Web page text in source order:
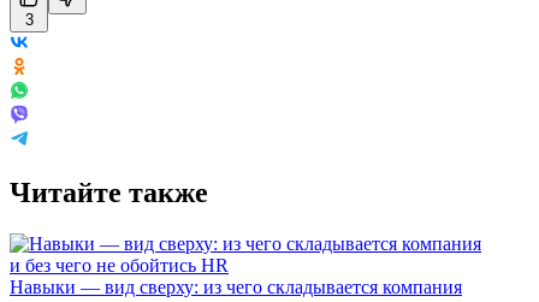
3
Читайте также
Навыки — вид сверху: из чего складывается компания